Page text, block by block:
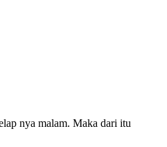
nya malam. Maka dari itu